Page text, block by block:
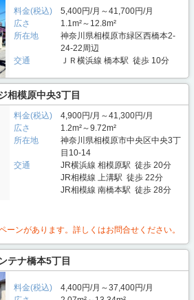
料金(税込)
5,400円/月～41,700円/月
広さ
1.1m²～12.8m²
所在地
神奈川県相模原市緑区西橋本2-
24-22周辺
交通
ＪＲ横浜線 橋本駅 徒歩 10分
相模原中央3丁目
料金(税込)
4,900円/月～41,300円/月
広さ
1.2m²～9.72m²
所在地
神奈川県相模原市中央区中央3丁
目10-14
交通
JR横浜線 相模原駅 徒歩 20分
JR相模線 上溝駅 徒歩 22分
JR相模線 南橋本駅 徒歩 28分
ーンがあります。詳しくはお問合せください。
テナ橋本5丁目
料金(税込)
4,400円/月～37,400円/月